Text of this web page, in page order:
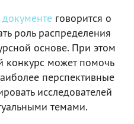
документе говорится о
роль распределения
основе. При этом
конкурс может помочь
перспективные
исследователей
темами.